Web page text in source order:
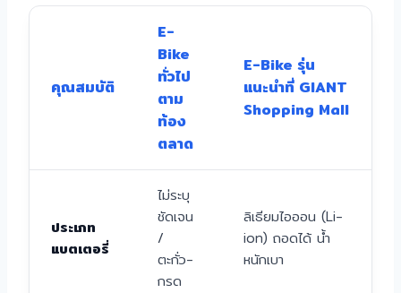
คุณสมบัติ
E-
Bike
ทั่วไป
ตาม
ท้อง
ตลาด
E-Bike รุ่น
แนะนำที่ GIANT
Shopping Mall
ประเภท
แบตเตอรี่
ไม่ระบุ
ชัดเจน
/
ตะกั่ว-
กรด
ลิเธียมไอออน (Li-
ion) ถอดได้ น้ำ
หนักเบา